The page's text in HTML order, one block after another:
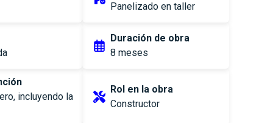
Panelizado en taller
Duración de obra
8 meses
incluyendo la
Rol en la obra
Constructor